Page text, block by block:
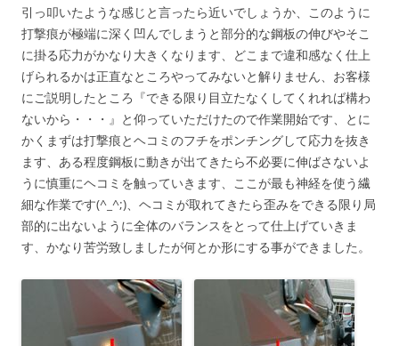
引っ叩いたような感じと言ったら近いでしょうか、このように
打撃痕が極端に深く凹んでしまうと部分的な鋼板の伸びやそこ
に掛る応力がかなり大きくなります、どこまで違和感なく仕上
げられるかは正直なところやってみないと解りません、お客様
にご説明したところ『できる限り目立たなくしてくれれば構わ
ないから・・・』と仰っていただけたので作業開始です、とに
かくまずは打撃痕とヘコミのフチをポンチングして応力を抜き
ます、ある程度鋼板に動きが出てきたら不必要に伸ばさないよ
うに慎重にヘコミを触っていきます、ここが最も神経を使う繊
細な作業です(^_^;)、ヘコミが取れてきたら歪みをできる限り局
部的に出ないように全体のバランスをとって仕上げていきま
す、かなり苦労致しましたが何とか形にする事ができました。